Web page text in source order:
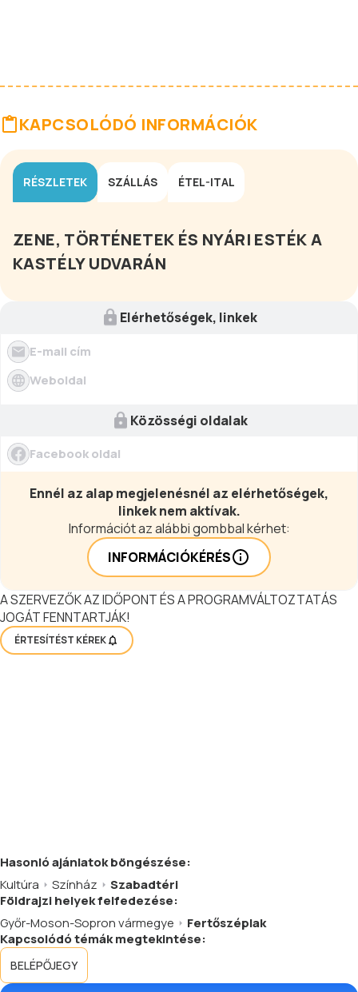
KAPCSOLÓDÓ INFORMÁCIÓK
RÉSZLETEK SZÁLLÁS ÉTEL-ITAL
ZENE, TÖRTÉNETEK ÉS NYÁRI ESTÉK A
KASTÉLY UDVARÁN
Elérhetőségek, linkek
E-mail cím
Weboldal
Közösségi oldalak
Facebook oldal
Ennél az alap megjelenésnél az elérhetőségek,
linkek nem aktívak.
Információt az alábbi gombbal kérhet:
INFORMÁCIÓKÉRÉS
A SZERVEZŐK AZ IDŐPONT ÉS A PROGRAMVÁLTOZTATÁS
JOGÁT FENNTARTJÁK!
ÉRTESÍTÉST KÉREK
Hasonlóajánlatokböngészése:
Kultúra
Színház
Szabadtéri
Földrajzi helyek felfedezése:
Győr-Moson-Sopron vármegye
Fertőszéplak
Kapcsolódó témák megtekintése:
BELÉPŐJEGY